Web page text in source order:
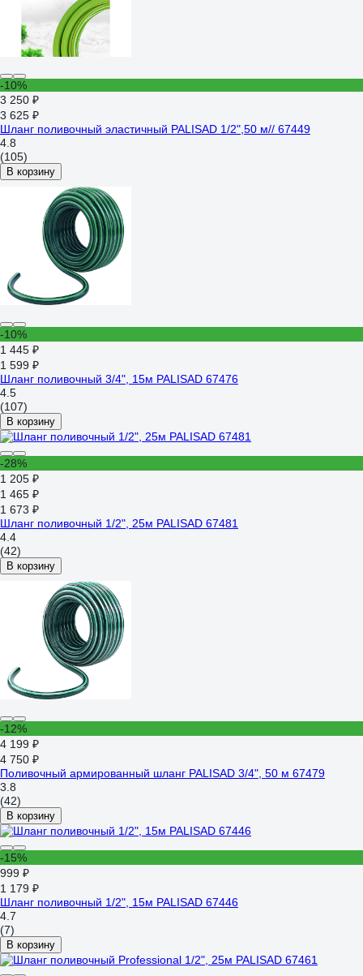
-10%
3 250 ₽
3 625 ₽
Шланг поливочный эластичный PALISAD 1/2",50 м// 67449
4.8
(105)
В корзину
-10%
1 445 ₽
1 599 ₽
Шланг поливочный 3/4", 15м PALISAD 67476
4.5
(107)
В корзину
-28%
1 205 ₽
1 465 ₽
1 673 ₽
Шланг поливочный 1/2", 25м PALISAD 67481
4.4
(42)
В корзину
-12%
4 199 ₽
4 750 ₽
Поливочный армированный шланг PALISAD 3/4", 50 м 67479
3.8
(42)
В корзину
-15%
999 ₽
1 179 ₽
Шланг поливочный 1/2", 15м PALISAD 67446
4.7
(7)
В корзину